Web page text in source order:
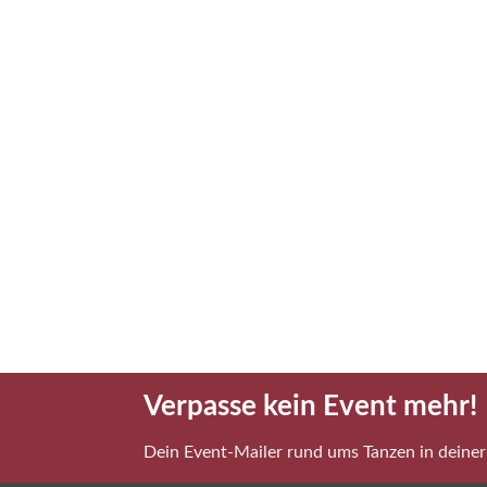
Verpasse kein Event mehr!
Dein Event-Mailer rund ums Tanzen in